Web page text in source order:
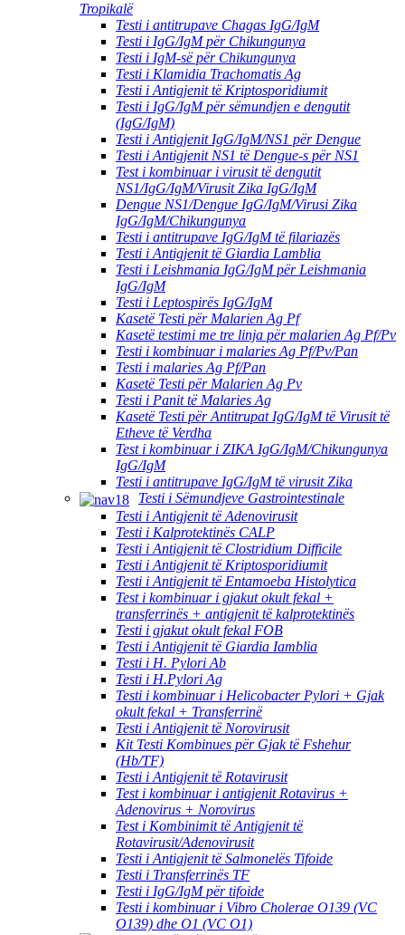
Tropikalë
Testi i antitrupave Chagas IgG/IgM
Testi i IgG/IgM për Chikungunya
Testi i IgM-së për Chikungunya
Testi i Klamidia Trachomatis Ag
Testi i Antigjenit të Kriptosporidiumit
Testi i IgG/IgM për sëmundjen e dengutit
(IgG/IgM)
Testi i Antigjenit IgG/IgM/NS1 për Dengue
Testi i Antigjenit NS1 të Dengue-s për NS1
Test i kombinuar i virusit të dengutit
NS1/IgG/IgM/Virusit Zika IgG/IgM
Dengue NS1/Dengue IgG/IgM/Virusi Zika
IgG/IgM/Chikungunya
Testi i antitrupave IgG/IgM të filariazës
Testi i Antigjenit të Giardia Lamblia
Testi i Leishmania IgG/IgM për Leishmania
IgG/IgM
Testi i Leptospirës IgG/IgM
Kasetë Testi për Malarien Ag Pf
Kasetë testimi me tre linja për malarien Ag Pf/Pv
Testi i kombinuar i malaries Ag Pf/Pv/Pan
Testi i malaries Ag Pf/Pan
Kasetë Testi për Malarien Ag Pv
Testi i Panit të Malaries Ag
Kasetë Testi për Antitrupat IgG/IgM të Virusit të
Etheve të Verdha
Test i kombinuar i ZIKA IgG/IgM/Chikungunya
IgG/IgM
Testi i antitrupave IgG/IgM të virusit Zika
Testi i Sëmundjeve Gastrointestinale
Testi i Antigjenit të Adenovirusit
Testi i Kalprotektinës CALP
Testi i Antigjenit të Clostridium Difficile
Testi i Antigjenit të Kriptosporidiumit
Testi i Antigjenit të Entamoeba Histolytica
Test i kombinuar i gjakut okult fekal +
transferrinës + antigjenit të kalprotektinës
Testi i gjakut okult fekal FOB
Testi i Antigjenit të Giardia Iamblia
Testi i H. Pylori Ab
Testi i H.Pylori Ag
Testi i kombinuar i Helicobacter Pylori + Gjak
okult fekal + Transferrinë
Testi i Antigjenit të Norovirusit
Kit Testi Kombinues për Gjak të Fshehur
(Hb/TF)
Testi i Antigjenit të Rotavirusit
Test i kombinuar i antigjenit Rotavirus +
Adenovirus + Norovirus
Test i Kombinimit të Antigjenit të
Rotavirusit/Adenovirusit
Testi i Antigjenit të Salmonelës Tifoide
Testi i Transferrinës TF
Testi i IgG/IgM për tifoide
Testi i kombinuar i Vibro Cholerae O139 (VC
O139) dhe O1 (VC O1)